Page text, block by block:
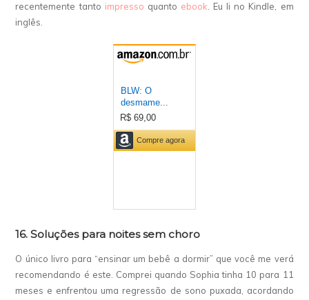
recentemente tanto impresso quanto ebook . Eu li no Kindle, em
inglês.
16. Soluções para noites sem choro
O único livro para “ensinar um bebê a dormir” que você me verá
recomendando é este. Comprei quando Sophia tinha 10 para 11
meses e enfrentou uma regressão de sono puxada, acordando